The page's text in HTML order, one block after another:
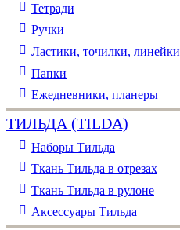
Тетради
Ручки
Ластики, точилки, линейки
Папки
Ежедневники, планеры
ТИЛЬДА (TILDA)
Наборы Тильда
Ткань Тильда в отрезах
Ткань Тильда в рулоне
Аксессуары Тильда